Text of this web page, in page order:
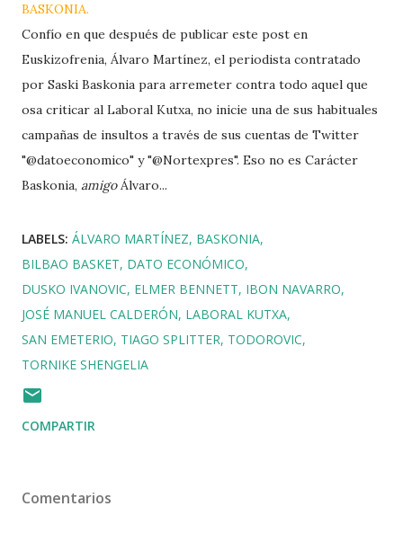
BASKONIA.
Confío en que después de publicar este post en
Euskizofrenia, Álvaro Martínez, el periodista contratado
por Saski Baskonia para arremeter contra todo aquel que
osa criticar al Laboral Kutxa, no inicie una de sus habituales
campañas de insultos a través de sus cuentas de Twitter
"@datoeconomico" y "@Nortexpres". Eso no es Carácter
Baskonia, amigoÁlvaro...
LABELS: ÁLVARO MARTÍNEZ BASKONIA
BILBAO BASKET DATO ECONÓMICO
DUSKO IVANOVIC ELMER BENNETT IBON NAVARRO
JOSÉ MANUEL CALDERÓN LABORAL KUTXA
SAN EMETERIO TIAGO SPLITTER TODOROVIC
TORNIKE SHENGELIA
COMPARTIR
Comentarios